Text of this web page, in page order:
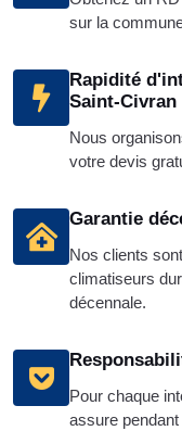
sur la
Rapidité
Saint-Civran
Nous
votre devis
Garantie
Nos clients
climatiseurs
décennale.
Pour chaque
assure